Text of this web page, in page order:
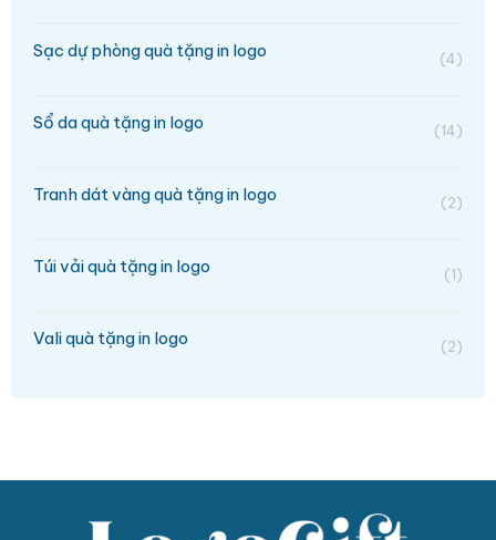
Sạc dự phòng quà tặng in logo (4)
Sổ da quà tặng in logo (14)
Tranh dát vàng quà tặng in logo (2)
Túi vải quà tặng in logo (1)
Vali quà tặng in logo (2)